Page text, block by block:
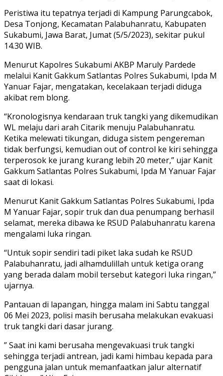
Peristiwa itu tepatnya terjadi di Kampung Parungcabok,
Desa Tonjong, Kecamatan Palabuhanratu, Kabupaten
Sukabumi, Jawa Barat, Jumat (5/5/2023), sekitar pukul
14.30 WIB.
Menurut Kapolres Sukabumi AKBP Maruly Pardede
melalui Kanit Gakkum Satlantas Polres Sukabumi, Ipda M
Yanuar Fajar, mengatakan, kecelakaan terjadi diduga
akibat rem blong.
“Kronologisnya kendaraan truk tangki yang dikemudikan
WL melaju dari arah Citarik menuju Palabuhanratu.
Ketika melewati tikungan, diduga sistem pengereman
tidak berfungsi, kemudian out of control ke kiri sehingga
terperosok ke jurang kurang lebih 20 meter,” ujar Kanit
Gakkum Satlantas Polres Sukabumi, Ipda M Yanuar Fajar
saat di lokasi.
Menurut Kanit Gakkum Satlantas Polres Sukabumi, Ipda
M Yanuar Fajar, sopir truk dan dua penumpang berhasil
selamat, mereka dibawa ke RSUD Palabuhanratu karena
mengalami luka ringan.
“Untuk sopir sendiri tadi piket laka sudah ke RSUD
Palabuhanratu, jadi alhamdulillah untuk ketiga orang
yang berada dalam mobil tersebut kategori luka ringan,”
ujarnya.
Pantauan di lapangan, hingga malam ini Sabtu tanggal
06 Mei 2023, polisi masih berusaha melakukan evakuasi
truk tangki dari dasar jurang.
” Saat ini kami berusaha mengevakuasi truk tangki
sehingga terjadi antrean, jadi kami himbau kepada para
pengguna jalan untuk memanfaatkan jalur alternatif